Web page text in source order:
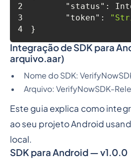
2
"status"
3
"token" :
4
}
Integração de SDK para
arquivo.aar)
Nome do SDK:
Arquivo: VerifyNowSDK-
Este guia explica como
ao seu projeto Android
local.
SDK para Android — v1.0.0